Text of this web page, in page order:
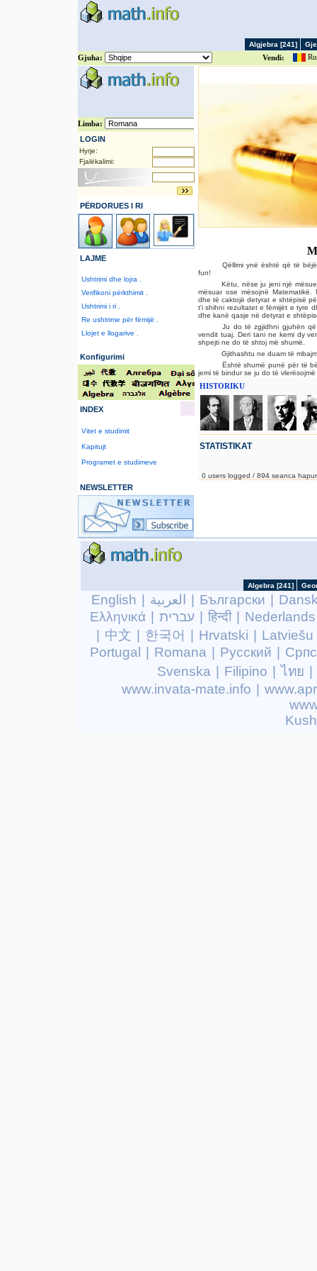
Algjebra [241]
Gjuha: Vendi:
LOGIN
Hyrje:
Fjalëkalimi:
PËRDORUES I RI
LAJME
Ushtrimi dhe lojra .
Verifikoni përkthimit .
Ushtrimi i ri .
Re ushtrime për fëmijë .
Llojet e llogarive .
Konfigurimi
INDEX
Vitet e studimit
Kapitujt
Programet e studimeve
NEWSLETTER
Qëllimi ynë është që të
fun!
Këtu, nëse ju jeni një
mësuar ose mësojnë
dhe të caktojë detyrat e shtëpisë
t'i shihni rezultatet e fëmijët e tyre
dhe kanë qasje në detyrat e
Ju do të zgjidhni gjuhën
vendit tuaj. Deri tani ne kemi dy
shpejti ne do të shtoj më shumë.
Gjithashtu ne duam të
Është shumë punë për të
jemi të bindur se ju do të
HISTORIKU
STATISTIKAT
0 users logged / 894 seanca hapur
English العربية Български
Ελληνικά
עברית हिन्दी Nederlands
中文 한국어 Hrvatski Latviešu
Portugal
Romana Русский
Svenska
Filipino ไทย
www.invata-mate.info